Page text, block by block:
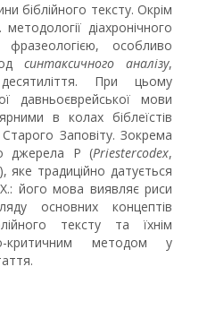
біблійного тексту. Окрім
діахронічного
особливо
синтаксичного аналізу,
При цьому
давньоєврейської мови
в колах біблеїстів
Заповіту. Зокрема
джерела P (Priestercodex,
яке традиційно датується
його мова виявляє риси
основних концептів
тексту та їхнім
критичним методом у